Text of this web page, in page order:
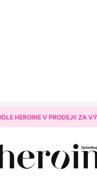
HEROINE V PRODEJI! ZA